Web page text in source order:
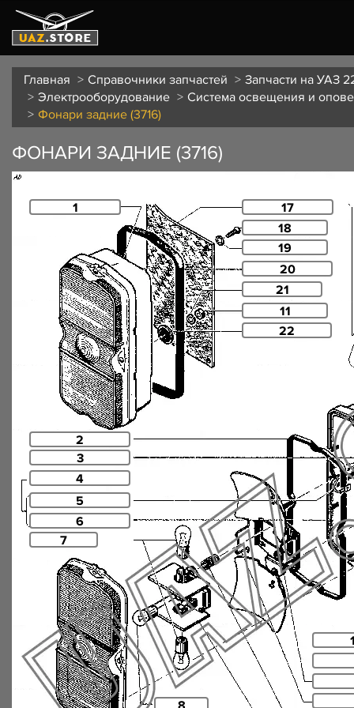
Главная Справочники запчастей
Запчасти на УАЗ
Электрооборудование
Система освещения и
Фонари задние (3716)
ФОНАРИ ЗАДНИЕ (3716)
1
2
3
4
5
6
7
11
17
18
19
20
21
22